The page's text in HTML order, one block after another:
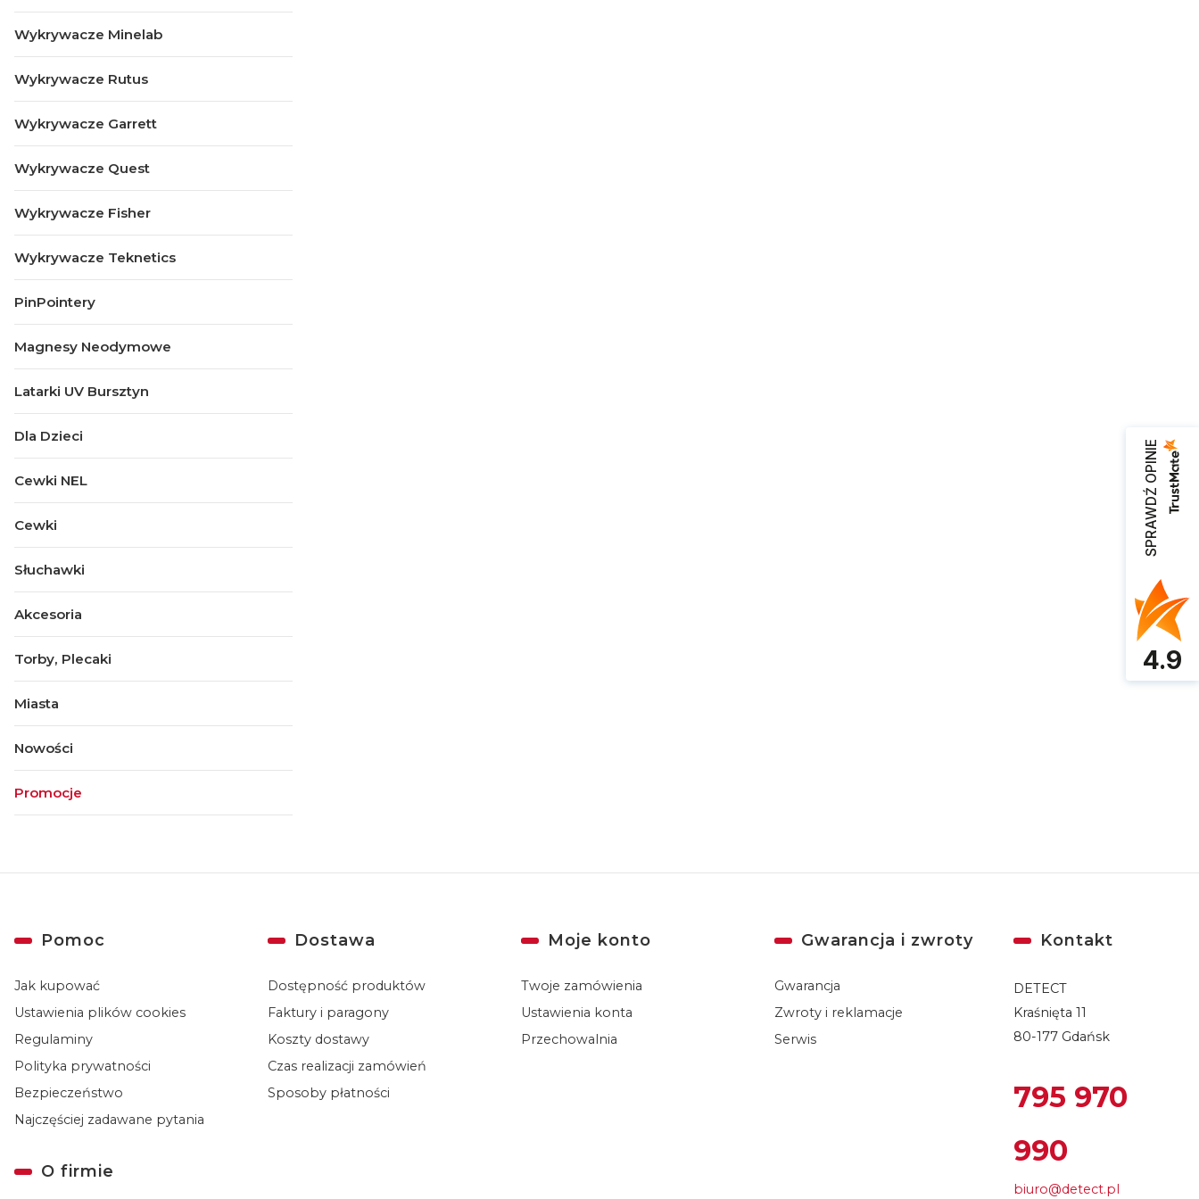
Wykrywacze Minelab
Wykrywacze Rutus
Wykrywacze Garrett
Wykrywacze Quest
Wykrywacze Fisher
Wykrywacze Teknetics
PinPointery
Magnesy Neodymowe
Latarki UV Bursztyn
Dla Dzieci
Cewki NEL
Cewki
Słuchawki
Akcesoria
Torby, Plecaki
Miasta
Nowości
Promocje
Linki w stopce
Pomoc
Jak kupować
Ustawienia plików cookies
Regulaminy
Polityka prywatności
Bezpieczeństwo
Najczęściej zadawane pytania
Dostawa
Dostępność produktów
Faktury i paragony
Koszty dostawy
Czas realizacji zamówień
Sposoby płatności
Moje konto
Twoje zamówienia
Ustawienia konta
Przechowalnia
Gwarancja i zwroty
Gwarancja
Zwroty i reklamacje
Serwis
O firmie
Kontakt
DETECT
Kraśnięta 11
80-177 Gdańsk
795 970
990
biuro@detect.pl
SPRAWDŹ OPINIE
4.9